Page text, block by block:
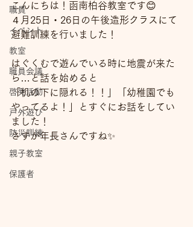
職員
イベント
教室
職員会議
啓発活動
戸外遊び
防災訓練
親子教室
保護者
こんにちは！函南柏谷教室です😊
４月25日・26日の午後造形クラスにて
避難訓練を行いました！
はぐくむで遊んでいる時に地震が来た
ら…と話を始めると
「机の下に隠れる！！」「幼稚園でも
やってるよ！」とすぐにお話をしてい
ました！
さすが年長さんですね✨